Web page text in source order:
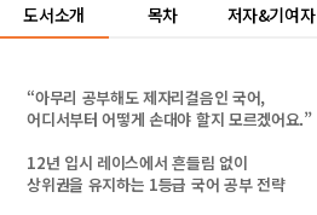
도서소개 목차 저자&기여자
“아무리 공부해도 제자리걸음인 국어,
어디서부터 어떻게 손대야 할지 모르겠어요.”
12년 입시 레이스에서 흔들림 없이
상위권을 유지하는 1등급 국어 공부 전략